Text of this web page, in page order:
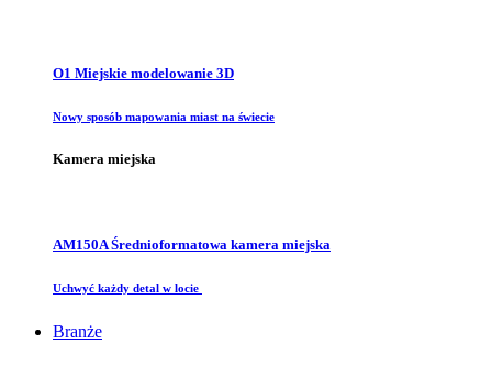
O1 Miejskie modelowanie 3D
Nowy sposób mapowania miast na świecie
Kamera miejska
AM150A Średnioformatowa kamera miejska
Uchwyć każdy detal w locie
Branże